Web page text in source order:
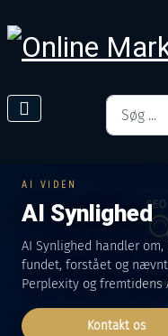
Søg
AI VIDEN
AI Synlighed
AI Synlighed handler
fundet, forstået og nævnt
Perplexity og fremtidens
Kontakt os